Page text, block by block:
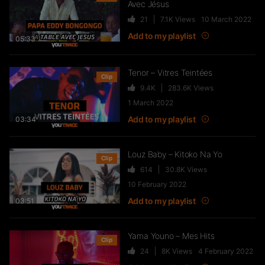
TwoSides NMVL – À VOLONTÉ
46 11.4K Views
J’passe sur TRACE #4 : Dans
Part I
3.4K 335.3KViews
Sexion d’Assaut : Le Retour Des
Rois ?
1.9K 98.8KViews
Joé Dwèt Filé revient sur sa
carrière (Vegedream, Lespada,
Singuila…) – FLASHBACK
05:33
Avec Jésus
21 7.1K Views 10 March 2022
Add to my playlist
03:34
Clip Tenor – Vitres Teintées
9.4K 283.6K Views
1 March 2022
Add to my playlist
03:51
Clip Louz Baby – Kitoko Na Yo
614 30.8K Views
10 February 2022
Add to my playlist
Clip Yama Youno – Mes Hits
24 8K Views 4 February 2022